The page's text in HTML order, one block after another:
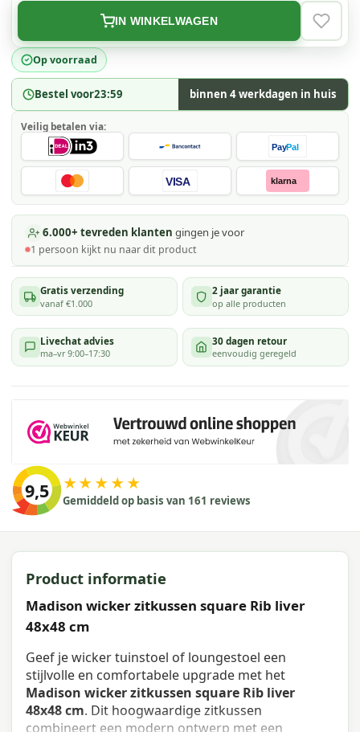
Op voorraad
Bestel voor23:59 binnen 4 werkdagen in huis
IN WINKELWAGEN
Veilig betalen via:
PayPal
VISA klarna
6.000+ tevreden klanten gingen je voor
1 persoon kijkt nu naar dit product
Gratis verzending
vanaf €1.000
2 jaar garantie
op alle producten
Livechat advies
ma–vr 9:00–17:30
30 dagen retour
eenvoudig geregeld
9,5 ★★★★★
Gemiddeld op basis van 161 reviews
Product informatie
Madison wicker zitkussen square Rib liver
48x48 cm
Geef je wicker tuinstoel of loungestoel een
stijlvolle en comfortabele upgrade met het
Madison wicker zitkussen square Rib liver
48x48 cm. Dit hoogwaardige zitkussen
combineert een modern ontwerp met een